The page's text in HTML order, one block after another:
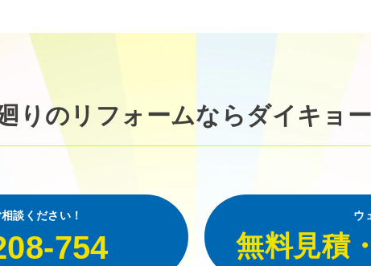
りのリフォームならダイキョー
談ください！
754
ウ
無料見積